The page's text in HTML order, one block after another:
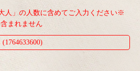
人」の人数に含めてご入力ください※
まれません